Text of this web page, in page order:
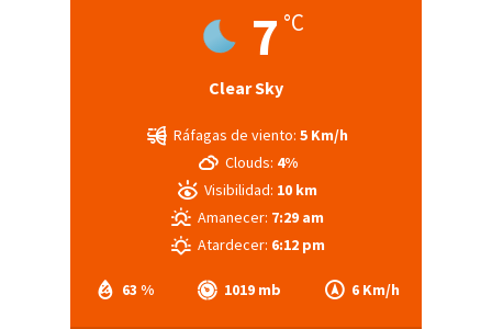
7 °C
Clear Sky
63 % 1019 mb 6 Km/h
Ráfagas de viento: 5 Km/h
Clouds: 4%
Visibilidad: 10 km
Amanecer: 7:29 am
Atardecer: 6:12 pm